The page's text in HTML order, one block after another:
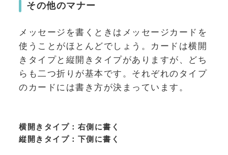
その他のマナー
メッセージを書くときはメッセージカードを
使うことがほとんどでしょう。カードは横開
きタイプと縦開きタイプがありますが、どち
らも二つ折りが基本です。それぞれのタイプ
のカードには書き方が決まっています。
横開きタイプ：右側に書く
縦開きタイプ：下側に書く